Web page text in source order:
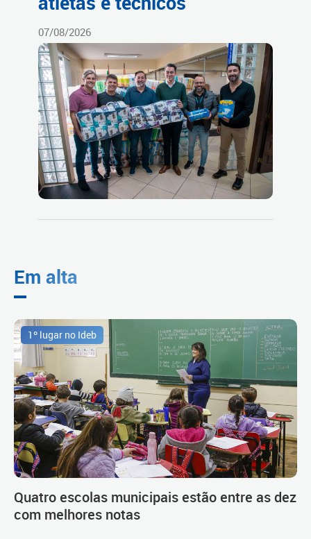
07/08/2026
Em alta
1º lugar no Ideb
Quatro escolas municipais estão entre as dez
com melhores notas